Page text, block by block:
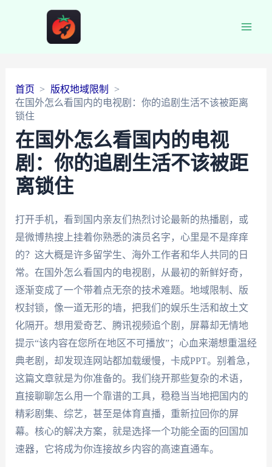
首页
版权地域限制
在国外怎么看国内的电视剧：你的追剧生活不该被距离
锁住
在国外怎么看国内的电视
剧：你的追剧生活不该被距
离锁住
打开手机，看到国内亲友们热烈讨论最新的热播剧，或
是微博热搜上挂着你熟悉的演员名字，心里是不是痒痒
的？这大概是许多留学生、海外工作者和华人共同的日
常。在国外怎么看国内的电视剧，从最初的新鲜好奇，
逐渐变成了一个带着点无奈的技术难题。地域限制、版
权封锁，像一道无形的墙，把我们的娱乐生活和故土文
化隔开。想用爱奇艺、腾讯视频追个剧，屏幕却无情地
提示“该内容在您所在地区不可播放”；心血来潮想重温经
典老剧，却发现连网站都加载缓慢，卡成PPT。别着急，
这篇文章就是为你准备的。我们绕开那些复杂的术语，
直接聊聊怎么用一个靠谱的工具，稳稳当当地把国内的
精彩剧集、综艺，甚至是体育直播，重新拉回你的屏
幕。核心的解决方案，就是选择一个功能全面的回国加
速器，它将成为你连接故乡内容的高速直通车。